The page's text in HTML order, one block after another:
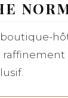
raffinement